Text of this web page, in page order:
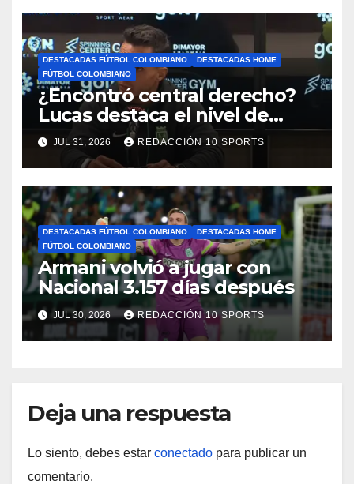
DESTACADAS FÚTBOL COLOMBIANO
DESTACADAS HOME
FÚTBOL COLOMBIANO
¿Encontró central derecho?
Lucas destaca el nivel de
Néider Parra
JUL 31, 2026 REDACCIÓN 10 SPORTS
DESTACADAS FÚTBOL COLOMBIANO
DESTACADAS HOME
FÚTBOL COLOMBIANO
Armani volvió a jugar con
Nacional 3.157 días después
JUL 30, 2026 REDACCIÓN 10 SPORTS
Deja una respuesta
Lo siento, debes estar conectado para publicar un
comentario.